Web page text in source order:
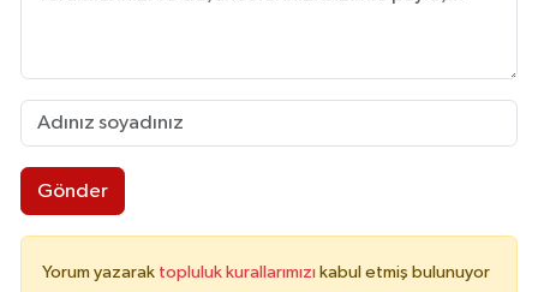
Gönder
Yorum yazarak topluluk kurallarımızı kabul etmiş bulunuyor